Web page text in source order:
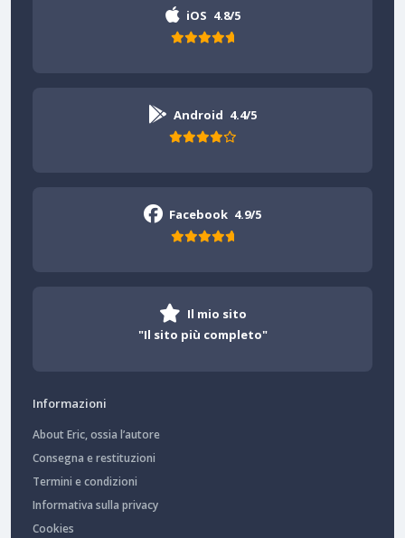
iOS 4.8/5
Android 4.4/5
Facebook 4.9/5
Il mio sito
"Il sito più completo"
Informazioni
About Eric, ossia l’autore
Consegna e restituzioni
Termini e condizioni
Informativa sulla privacy
Cookies